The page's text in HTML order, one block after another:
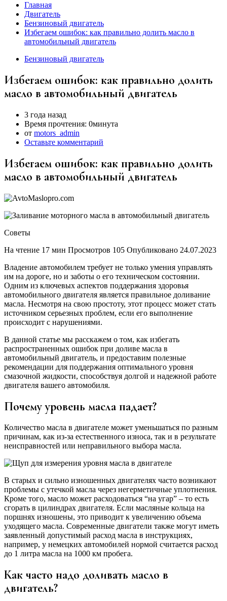
Главная
Двигатель
Бензиновый двигатель
Избегаем ошибок: как правильно долить масло в
автомобильный двигатель
Бензиновый двигатель
Избегаем ошибок: как правильно долить
масло в автомобильный двигатель
3 года назад
Время прочтения: 0минута
от motors_admin
Оставьте комментарий
Избегаем ошибок: как правильно долить
масло в автомобильный двигатель
Советы
На чтение 17 мин Просмотров 105 Опубликовано 24.07.2023
Владение автомобилем требует не только умения управлять
им на дороге, но и заботы о его техническом состоянии.
Одним из ключевых аспектов поддержания здоровья
автомобильного двигателя является правильное доливание
масла. Несмотря на свою простоту, этот процесс может стать
источником серьезных проблем, если его выполнение
происходит с нарушениями.
В данной статье мы расскажем о том, как избегать
распространенных ошибок при доливе масла в
автомобильный двигатель, и предоставим полезные
рекомендации для поддержания оптимального уровня
смазочной жидкости, способствуя долгой и надежной работе
двигателя вашего автомобиля.
Почему уровень масла падает?
Количество масла в двигателе может уменьшаться по разным
причинам, как из-за естественного износа, так и в результате
неисправностей или неправильного выбора масла.
В старых и сильно изношенных двигателях часто возникают
проблемы с утечкой масла через негерметичные уплотнения.
Кроме того, масло может расходоваться “на угар” – то есть
сгорать в цилиндрах двигателя. Если масляные кольца на
поршнях изношены, это приводит к увеличению объема
уходящего масла. Современные двигатели также могут иметь
заявленный допустимый расход масла в инструкциях,
например, у немецких автомобилей нормой считается расход
до 1 литра масла на 1000 км пробега.
Как часто надо доливать масло в
двигатель?